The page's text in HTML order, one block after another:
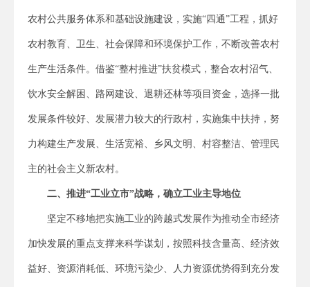
农村公共服务体系和基础设施建设，实施“四通”工程，抓好
农村教育、卫生、社会保障和环境保护工作，不断改善农村
生产生活条件。借鉴“整村推进”扶贫模式，整合农村沼气、
饮水安全解困、路网建设、退耕还林等项目资金，选择一批
发展条件较好、发展潜力较大的行政村，实施集中扶持，努
力构建生产发展、生活宽裕、乡风文明、村容整洁、管理民
主的社会主义新农村。
二、推进“工业立市”战略，确立工业主导地位
坚定不移地把实施工业的跨越式发展作为推动全市经济
加快发展的重点支撑来科学谋划，按照科技含量高、经济效
益好、资源消耗低、环境污染少、人力资源优势得到充分发